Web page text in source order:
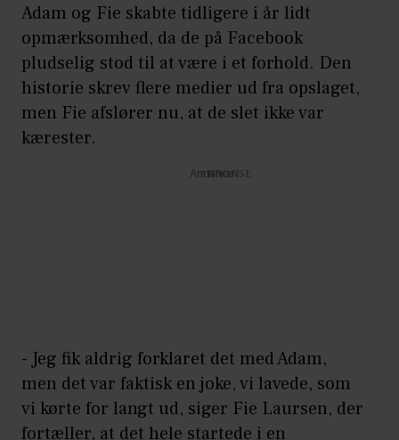
Adam og Fie skabte tidligere i år lidt
opmærksomhed, da de på Facebook
pludselig stod til at være i et forhold. Den
historie skrev flere medier ud fra opslaget,
men Fie afslører nu, at de slet ikke var
kærester.
Annonce
- Jeg fik aldrig forklaret det med Adam,
men det var faktisk en joke, vi lavede, som
vi kørte for langt ud, siger Fie Laursen, der
fortæller, at det hele startede i en